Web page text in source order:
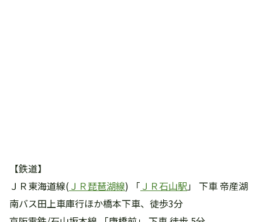
【鉄道】
ＪＲ東海道線( ＪＲ琵琶湖線) 「 ＪＲ石山駅 」 下車 帝産湖
南バス田上車庫行ほか橋本下車、徒歩3分